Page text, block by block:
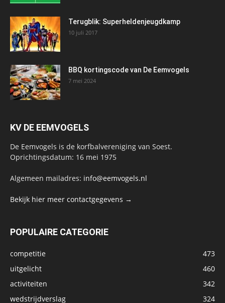
Terugblik: Superheldenjeugdkamp
10 juli 2017
BBQ kortingscode van De Eemvogels
7 mei 2024
KV DE EEMVOGELS
De Eemvogels is de korfbalvereniging van Soest.
Oprichtingsdatum: 16 mei 1975
Algemeen mailadres: info@eemvogels.nl
Bekijk hier meer contactgegevens →
POPULAIRE CATEGORIE
competitie
473
uitgelicht
460
activiteiten
342
wedstrijdverslag
324